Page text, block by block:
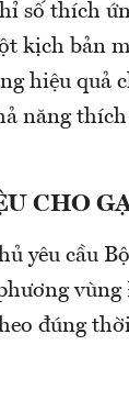
số thích
kịch bản
hiệu quả
năng
CHO
yêu cầu
vùng
đúng